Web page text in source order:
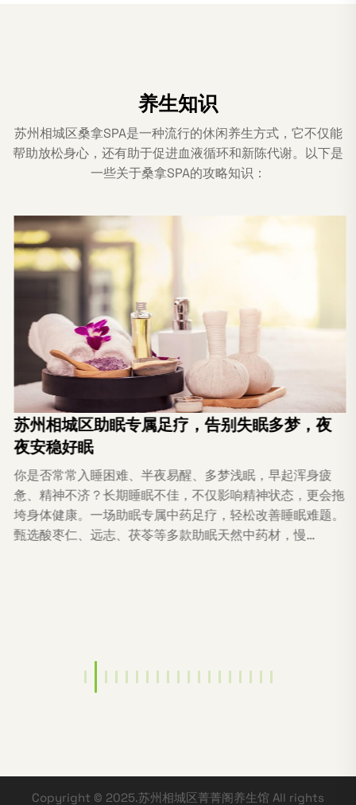
养生知识
苏州相城区桑拿SPA是一种流行的休闲养生方式，它不仅能
帮助放松身心，还有助于促进血液循环和新陈代谢。以下是
一些关于桑拿SPA的攻略知识：
苏州相城区助眠专属足疗，告别失眠多梦，夜
夜安稳好眠
你是否常常入睡困难、半夜易醒、多梦浅眠，早起浑身疲
惫、精神不济？长期睡眠不佳，不仅影响精神状态，更会拖
垮身体健康。一场助眠专属中药足疗，轻松改善睡眠难题。
甄选酸枣仁、远志、茯苓等多款助眠天然中药材，慢…
Copyright © 2025.苏州相城区菁菁阁养生馆 All rights